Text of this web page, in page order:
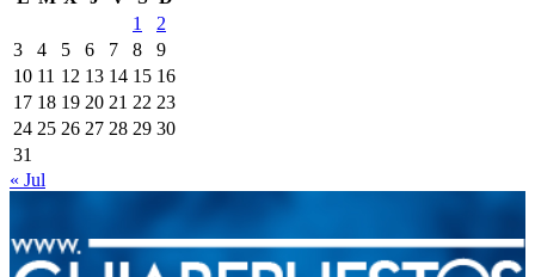
1
2
3
4 5 6 7 8
9
10 11 12 13 14 15 16
17 18 19 20 21 22 23
24 25 26 27 28 29 30
31
« Jul